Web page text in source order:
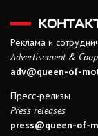
Реклама и
Advertisement &
adv@queen-of-
Пресс-релизы
Press releases
press@queen-of-